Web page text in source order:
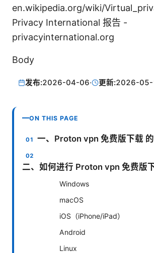
en.wikipedia.org/wiki/
Privacy International 报告 -
privacyinternational.org
Body
发布:2026-04-06· 更新:2026-05-
ON THIS PAGE
一、Proton vpn 免费版下载
二、如何进行 Proton vpn 免费版
Windows
macOS
iOS（iPhone/iPad）
Android
Linux